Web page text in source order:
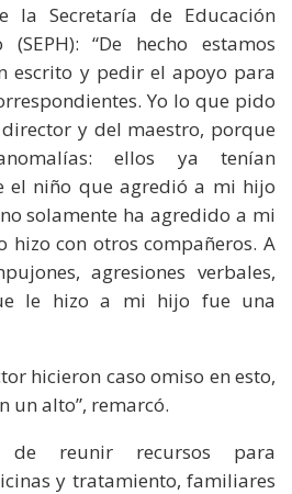
la Secretaría de Educación
“De hecho estamos
escrito y pedir el apoyo para
Yo lo que pido
y del maestro, porque
ellos ya tenían
el niño que agredió a mi hijo
solamente ha agredido a mi
hizo con otros compañeros. A
agresiones verbales,
le hizo a mi hijo fue una
hicieron caso omiso en esto,
un alto”, remarcó.
reunir recursos para
y tratamiento, familiares